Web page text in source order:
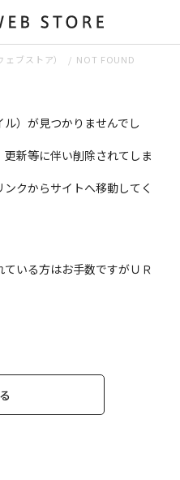
ブストア） NOT FOUND
）が見つかりませんでし
新等に伴い削除されてしま
クからサイトへ移動してく
いる方はお手数ですがＵＲ